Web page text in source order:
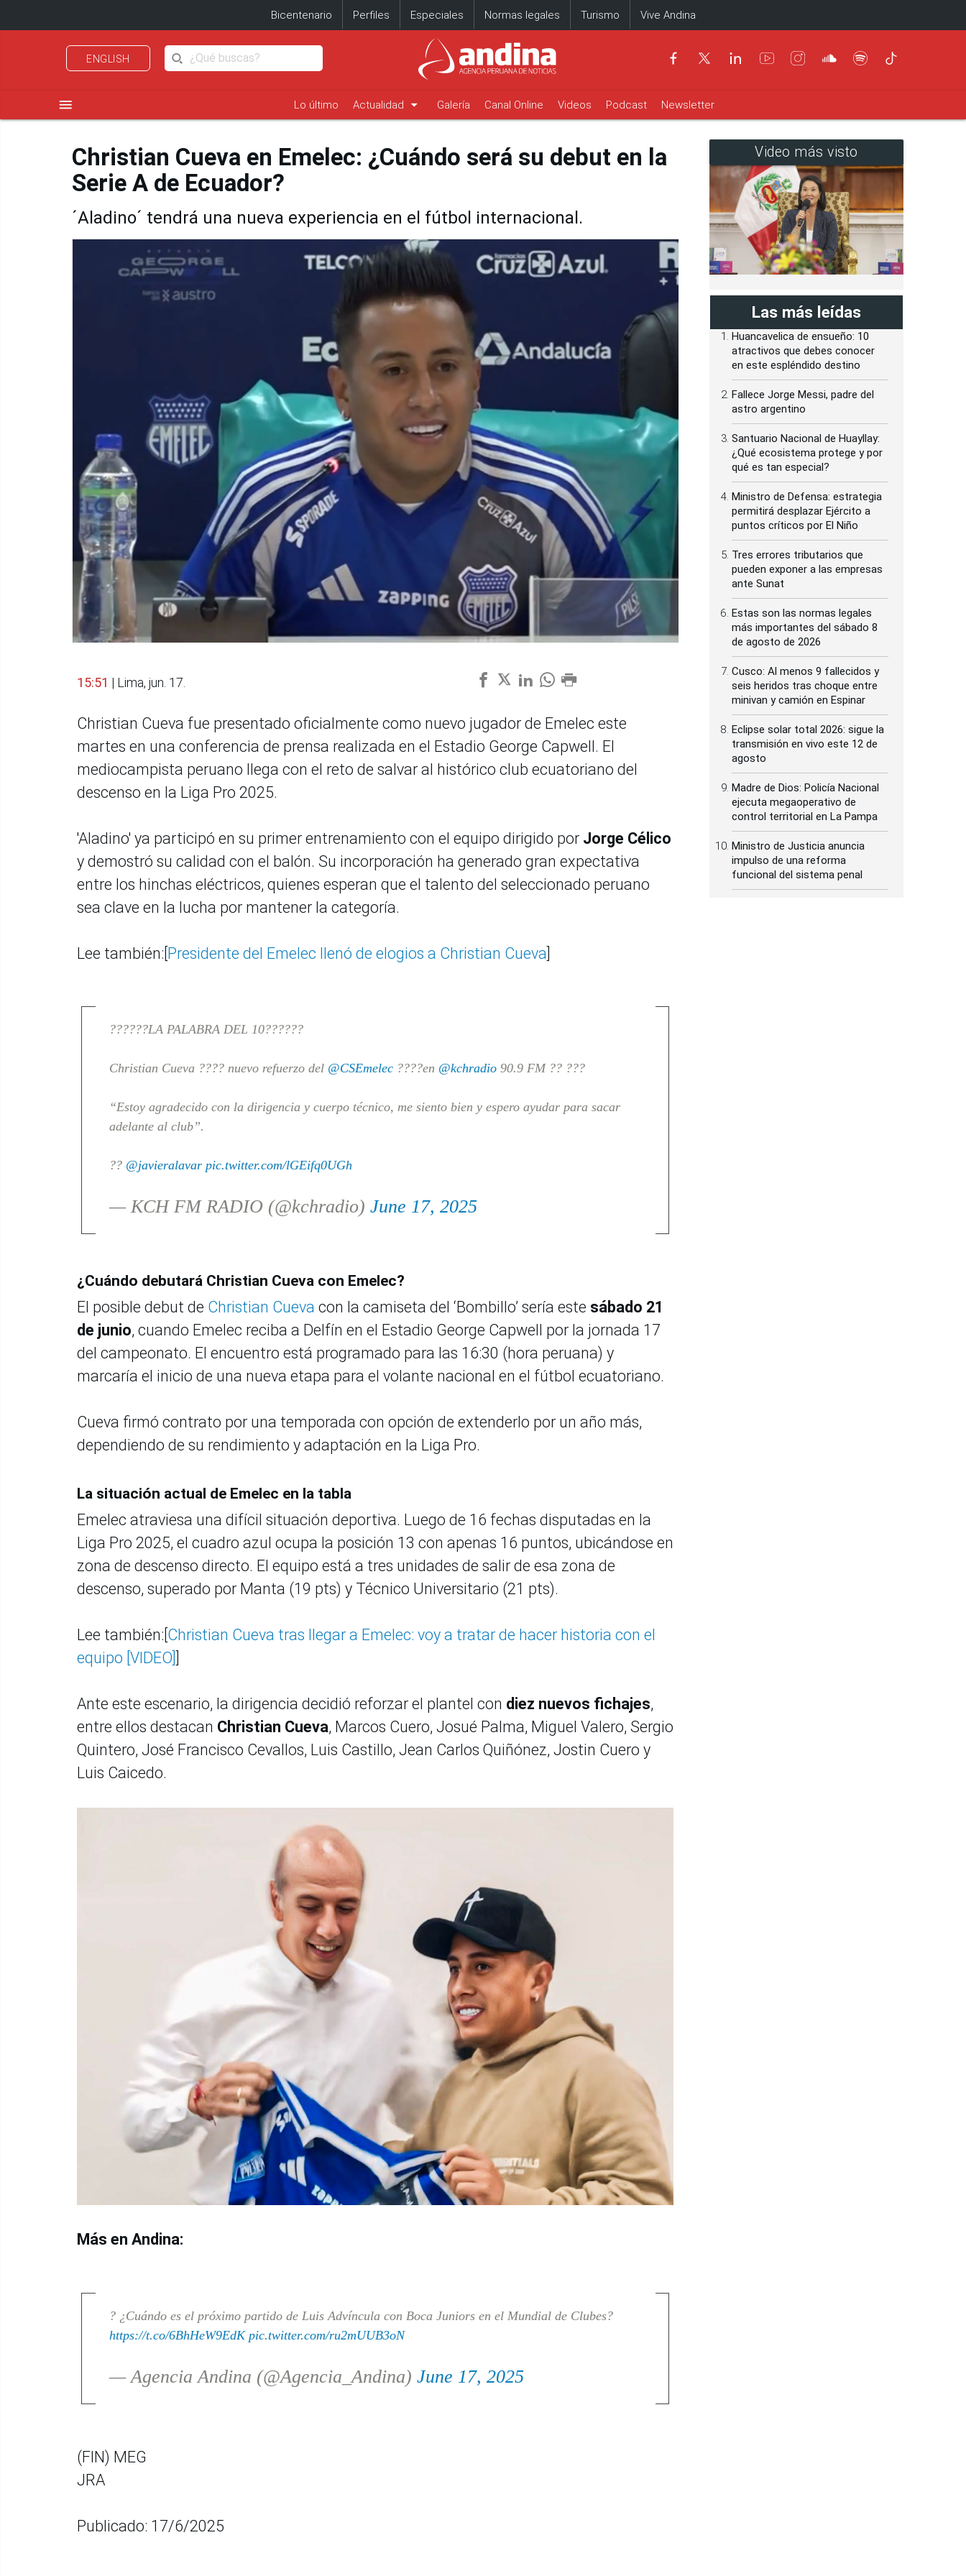
Bicentenario Perfiles Especiales Normas legales Turismo Vive Andina
ENGLISH
menu Lo último Actualidad arrow_drop_down Galería Canal Online Videos Podcast Newsletter
Christian Cueva en Emelec: ¿Cuándo será su debut en la
Serie A de Ecuador?
´Aladino´ tendrá una nueva experiencia en el fútbol internacional.
15:51 | Lima, jun. 17.
Christian Cueva fue presentado oficialmente como nuevo jugador de Emelec este
martes en una conferencia de prensa realizada en el Estadio George Capwell. El
mediocampista peruano llega con el reto de salvar al histórico club ecuatoriano del
descenso en la Liga Pro 2025.
'Aladino' ya participó en su primer entrenamiento con el equipo dirigido por Jorge Célico
y demostró su calidad con el balón. Su incorporación ha generado gran expectativa
entre los hinchas eléctricos, quienes esperan que el talento del seleccionado peruano
sea clave en la lucha por mantener la categoría.
Lee también:[Presidente del Emelec llenó de elogios a Christian Cueva]
??????LA PALABRA DEL 10??????
Christian Cueva ???? nuevo refuerzo del @CSEmelec????en @kchradio90.9 FM ?? ???
“Estoy agradecido con la dirigencia y cuerpo técnico, me siento bien y espero ayudar para sacar
adelante al club”.
?? @javieralavar pic.twitter.com/lGEifq0UGh
— KCH FM RADIO (@kchradio) June 17, 2025
¿Cuándo debutará Christian Cueva con Emelec?
El posible debut de Christian Cueva con la camiseta del ‘Bombillo’ sería este sábado 21
de junio, cuando Emelec reciba a Delfín en el Estadio George Capwell por la jornada 17
del campeonato. El encuentro está programado para las 16:30 (hora peruana) y
marcaría el inicio de una nueva etapa para el volante nacional en el fútbol ecuatoriano.
Cueva firmó contrato por una temporada con opción de extenderlo por un año más,
dependiendo de su rendimiento y adaptación en la Liga Pro.
La situación actual de Emelec en la tabla
Emelec atraviesa una difícil situación deportiva. Luego de 16 fechas disputadas en la
Liga Pro 2025, el cuadro azul ocupa la posición 13 con apenas 16 puntos, ubicándose en
zona de descenso directo. El equipo está a tres unidades de salir de esa zona de
descenso, superado por Manta (19 pts) y Técnico Universitario (21 pts).
Lee también:[Christian Cueva tras llegar a Emelec: voy a tratar de hacer historia con el
equipo [VIDEO]]
Ante este escenario, la dirigencia decidió reforzar el plantel con diez nuevos fichajes,
entre ellos destacan Christian Cueva, Marcos Cuero, Josué Palma, Miguel Valero, Sergio
Quintero, José Francisco Cevallos, Luis Castillo, Jean Carlos Quiñónez, Jostin Cuero y
Luis Caicedo.
Más en Andina:
? ¿Cuándo es el próximo partido de Luis Advíncula con Boca Juniors en el Mundial de Clubes?
https://t.co/6BhHeW9EdK pic.twitter.com/ru2mUUB3oN
— Agencia Andina (@Agencia_Andina) June 17, 2025
(FIN) MEG
JRA
Publicado: 17/6/2025
Video más visto
Las más leídas
Huancavelica de ensueño: 10
atractivos que debes conocer
en este espléndido destino
Fallece Jorge Messi, padre del
astro argentino
Santuario Nacional de Huayllay:
¿Qué ecosistema protege y por
qué es tan especial?
Ministro de Defensa: estrategia
permitirá desplazar Ejército a
puntos críticos por El Niño
Tres errores tributarios que
pueden exponer a las empresas
ante Sunat
Estas son las normas legales
más importantes del sábado 8
de agosto de 2026
Cusco: Al menos 9 fallecidos y
seis heridos tras choque entre
minivan y camión en Espinar
Eclipse solar total 2026: sigue la
transmisión en vivo este 12 de
agosto
Madre de Dios: Policía Nacional
ejecuta megaoperativo de
control territorial en La Pampa
Ministro de Justicia anuncia
impulso de una reforma
funcional del sistema penal